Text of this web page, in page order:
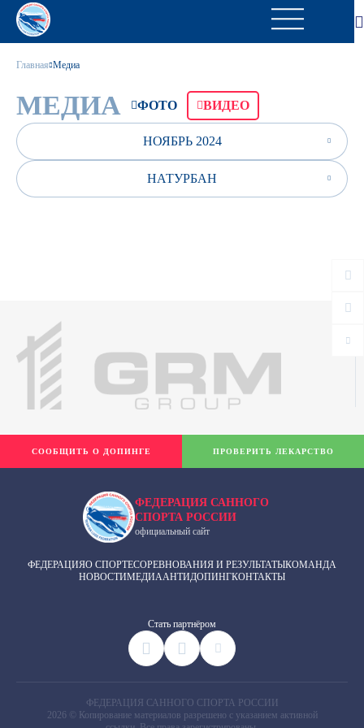
Главная Медиа
МЕДИА ФОТО ВИДЕО
НОЯБРЬ 2024
НАТУРБАН
ФЕДЕРАЦИЯ САННОГО
СПОРТА РОССИИ
официальный сайт
ФЕДЕРАЦИЯО СПОРТЕСОРЕВНОВАНИЯ И РЕЗУЛЬТАТЫКОМАНДА
НОВОСТИМЕДИААНТИДОПИНГКОНТАКТЫ
Cтать партнёром
СООБЩИТЬ О ДОПИНГЕ ПРОВЕРИТЬ ЛЕКАРСТВО
ФЕДЕРАЦИЯ САННОГО СПОРТА РОССИИ
2026 © Копирование материалов разрешено с указанием активной